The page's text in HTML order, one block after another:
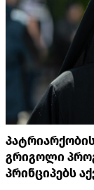
გრიგოლი
პრინციპებს